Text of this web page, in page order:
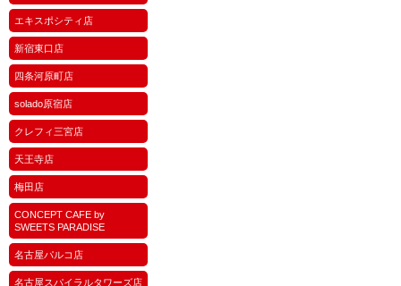
エキスポシティ店
新宿東口店
四条河原町店
solado原宿店
クレフィ三宮店
天王寺店
梅田店
CONCEPT CAFE by
SWEETS PARADISE
名古屋パルコ店
名古屋スパイラルタワーズ店